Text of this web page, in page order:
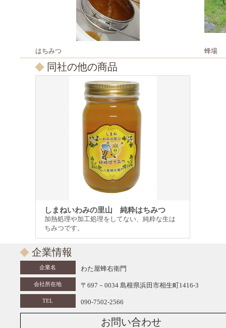
はちみつ 蜂場
同社の他の商品
しまねいわみの里山 純粋はちみつ
加熱処理や加工処理をしてない、純粋な生は
ちみつです。
企業情報
企業名 わた屋蜂右衛門
会社所在地 〒697－0034 島根県浜田市相生町1416-3
TEL 090-7502-2566
お問い合わせ